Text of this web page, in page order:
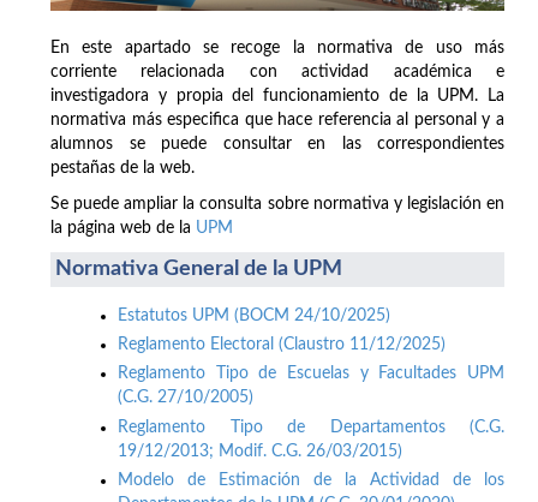
En este apartado se recoge la normativa de uso más
corriente relacionada con actividad académica e
investigadora y propia del funcionamiento de la UPM. La
normativa más especifica que hace referencia al personal y a
alumnos se puede consultar en las correspondientes
pestañas de la web.
Se puede ampliar la consulta sobre normativa y legislación en
la página web de la UPM
Normativa General de la UPM
Estatutos UPM (BOCM 24/10/2025)
Reglamento Electoral (Claustro 11/12/2025)
Reglamento Tipo de Escuelas y Facultades UPM
(C.G. 27/10/2005)
Reglamento Tipo de Departamentos (C.G.
19/12/2013; Modif. C.G. 26/03/2015)
Modelo de Estimación de la Actividad de los